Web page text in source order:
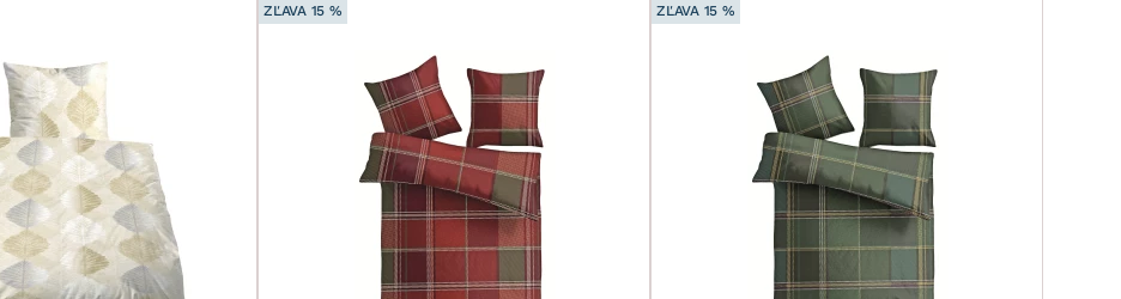
ZĽAVA 15 % ZĽAVA 15 %